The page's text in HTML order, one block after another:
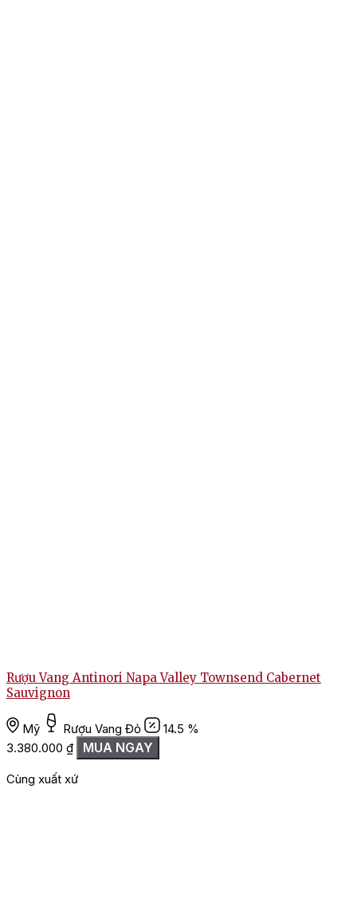
Rượu Vang Antinori Napa Valley Townsend Cabernet
Sauvignon
Mỹ Rượu Vang Đỏ
14.5 %
3.380.000 ₫ MUA NGAY
Cùng xuất xứ